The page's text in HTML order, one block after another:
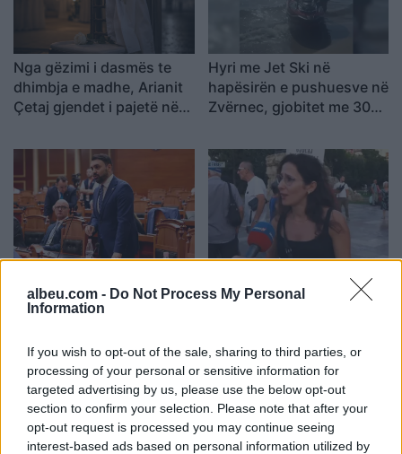
albeu.com - Do Not Process My Personal
Information
If you wish to opt-out of the sale, sharing to third parties, or
processing of your personal or sensitive information for
targeted advertising by us, please use the below opt-out
section to confirm your selection. Please note that after your
opt-out request is processed you may continue seeing
interest-based ads based on personal information utilized by
Nga gëzimi i dasmës te
dhimbja e madhe, Arianit
Çetaj gjendet i pajetë në
Hyri me Jet Ski në
hapësirën e pushuesve në
Zvërnec, gjobitet me 300
paralele e Shëndetësisë”/
Këlliçi: Projektligji i
monopolit, SPAK të
ndërhyjë
Itali shpërthen në lot në
kurim jashtë vendit